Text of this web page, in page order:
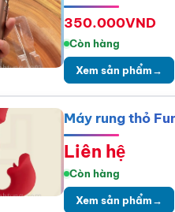
350.000VND
Còn hàng
Xem sản phẩm→
Máy rung thỏ
Liên hệ
Còn hàng
Xem sản phẩm→